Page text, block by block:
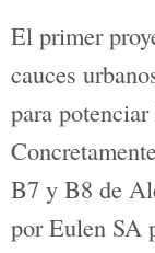
con el
Transición
Plan de